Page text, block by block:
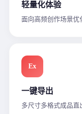
轻量化体验
面向高频创作场景优
Ex
一键导出
多尺寸多格式成品直